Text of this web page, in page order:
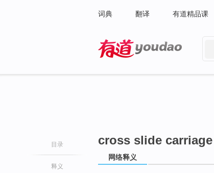
词典 翻译 有道精品课
目录
释义
cross slide carriage
网络释义